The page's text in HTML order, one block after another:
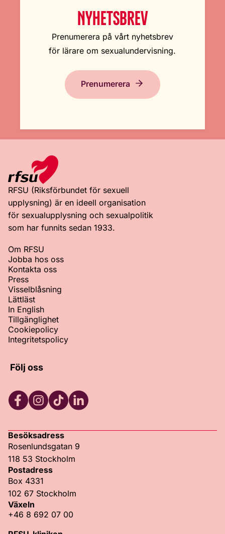
NYHETSBREV
Prenumerera på vårt nyhetsbrev
för lärare om sexualundervisning.
Prenumerera
RFSU (Riksförbundet för sexuell
upplysning) är en ideell organisation
för sexualupplysning och sexualpolitik
som har funnits sedan 1933.
Om RFSU
Jobba hos oss
Kontakta oss
Press
Visselblåsning
Lättläst
In English
Tillgänglighet
Cookiepolicy
Integritetspolicy
Följ oss
Besöksadress
Rosenlundsgatan 9
118 53 Stockholm
Postadress
Box 4331
102 67 Stockholm
Växeln
+46 8 692 07 00